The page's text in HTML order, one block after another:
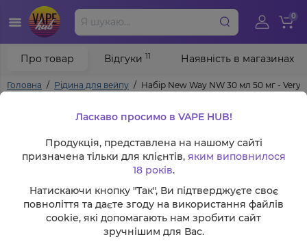
0
Головна Рідина для вейпу Набір New Way NW 30 мл 50 мг - Very
Про товар Відгуки 11 Наявність в магазинах
Ласкаво просимо в VAPE HUB!
Продукція, представлена на нашому сайті
призначена тільки для клієнтів, яким виповнилося
18 років.
Натискаючи кнопку "Так", Ви підтверджуєте своє
повноліття та даєте згоду на використання файлів
cookie, які допомагають нам зробити сайт
зручнішим для Вас.